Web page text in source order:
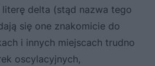
delta (stąd nazwa tego
się one znakomicie do
i innych miejscach trudno
oscylacyjnych,